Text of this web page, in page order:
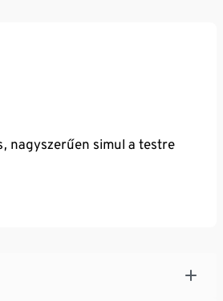
nagyszerűen simul a testre
technológia révén
tartalmaz, az